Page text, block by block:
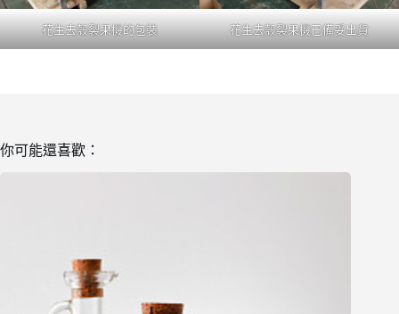
花生去殼裂果機的包裝 花生去殼裂果機已備妥出貨
你可能還喜歡：